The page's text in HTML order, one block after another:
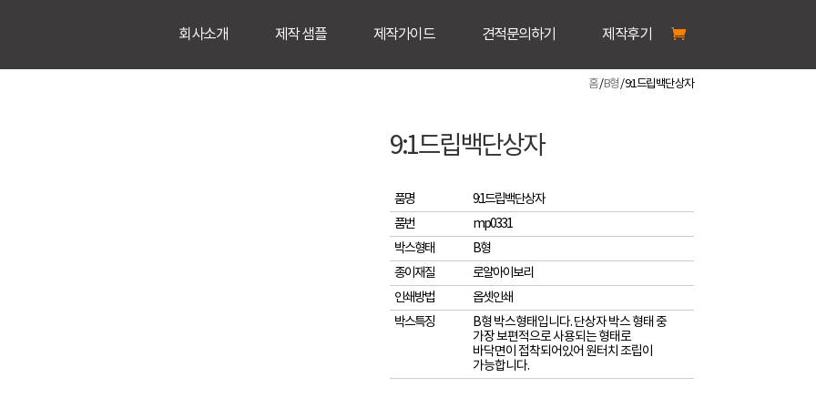
회사소개 제작 샘플 제작가이드 견적문의하기 제작후기
홈/B형/ 9:1드립백단상자
9:1드립백단상자
품명
9:1드립백단상자
품번
mp0331
박스형태
B형
종이재질
로얄아이보리
인쇄방법
옵셋인쇄
박스특징
B형 박스형태입니다. 단상자 박스 형태 중
가장 보편적으로 사용되는 형태로
바닥면이 접착되어있어 원터치 조립이
가능합니다.